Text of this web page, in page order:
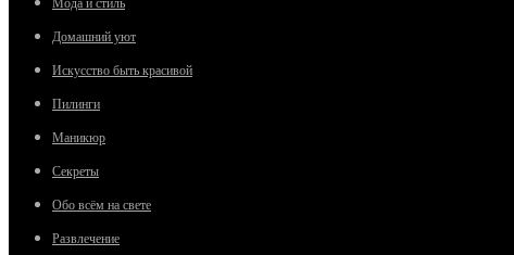
Мода и стиль
Домашний уют
Искусство быть красивой
Пилинги
Маникюр
Секреты
Обо всём на свете
Развлечение